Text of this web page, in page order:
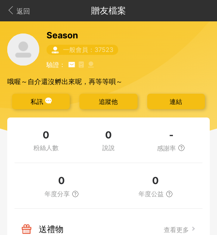
返回 贈友檔案
Season
一般會員：37523
驗證：
哦喔～自介還沒孵出來呢，再等等唄～
私訊 追蹤他 連結
0
粉絲人數
0
說說
-
感謝率
0
年度分享
0
年度公益
送禮物 查看更多